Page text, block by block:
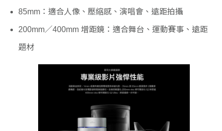
85mm：適合人像、壓縮感、演唱會、遠距拍攝
200mm／400mm 增距鏡：適合舞台、運動賽事、遠距
題材